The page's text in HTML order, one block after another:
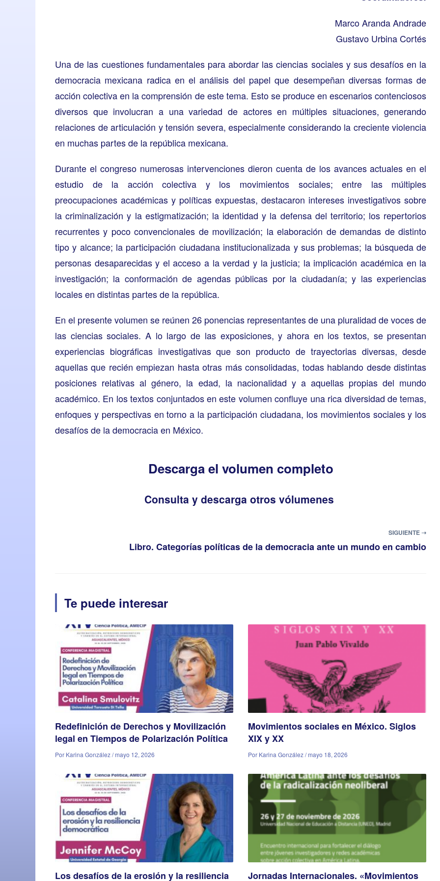
Marco Aranda Andrade
Gustavo Urbina Cortés
Una de las cuestiones fundamentales para abordar las ciencias sociales y sus desafíos en la
democracia mexicana radica en el análisis del papel que desempeñan diversas formas de
acción colectiva en la comprensión de este tema. Esto se produce en escenarios contenciosos
diversos que involucran a una variedad de actores en múltiples situaciones, generando
relaciones de articulación y tensión severa, especialmente considerando la creciente violencia
en muchas partes de la república mexicana.
Durante el congreso numerosas intervenciones dieron cuenta de los avances actuales en el
estudio de la acción colectiva y los movimientos sociales; entre las múltiples
preocupaciones académicas y políticas expuestas, destacaron intereses investigativos sobre
la criminalización y la estigmatización; la identidad y la defensa del territorio; los repertorios
recurrentes y poco convencionales de movilización; la elaboración de demandas de distinto
tipo y alcance; la participación ciudadana institucionalizada y sus problemas; la búsqueda de
personas desaparecidas y el acceso a la verdad y la justicia; la implicación académica en la
investigación; la conformación de agendas públicas por la ciudadanía; y las experiencias
locales en distintas partes de la república.
En el presente volumen se reúnen 26 ponencias representantes de una pluralidad de voces de
las ciencias sociales. A lo largo de las exposiciones, y ahora en los textos, se presentan
experiencias biográficas investigativas que son producto de trayectorias diversas, desde
aquellas que recién empiezan hasta otras más consolidadas, todas hablando desde distintas
posiciones relativas al género, la edad, la nacionalidad y a aquellas propias del mundo
académico. En los textos conjuntados en este volumen confluye una rica diversidad de temas,
enfoques y perspectivas en torno a la participación ciudadana, los movimientos sociales y los
desafíos de la democracia en México.
Descarga el volumen completo
Consulta y descarga otros vólumenes
SIGUIENTE ➝
Libro. Categorías políticas de la democracia ante un mundo en cambio
Te puede interesar
Redefinición de Derechos y Movilización
legal en Tiempos de Polarización Política
Por Karina González / mayo 12, 2026
Movimientos sociales en México. Siglos
XIX y XX
Por Karina González / mayo 18, 2026
Los desafíos de la erosión y la resiliencia Jornadas Internacionales. «Movimientos